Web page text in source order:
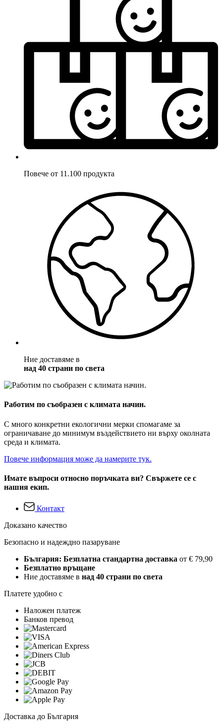
Повече от 11.100 продукта
Ние доставяме в
над 40 страни по света
Работим по съобразен с климата начин.
С много конкретни екологични мерки спомагаме за
ограничаване до минимум въздействието ни върху околната
среда и климата.
Повече информация може да намерите тук.
Имате въпроси относно поръчката ви? Свържете се с
нашия екип.
Контакт
Доказано качество
Безопасно и надеждно пазаруване
България: Безплатна стандартна доставка от € 79,90
Безплатно връщане
Ние доставяме в над 40 страни по света
Платете удобно с
Наложен платеж
Банков превод
Доставка до България